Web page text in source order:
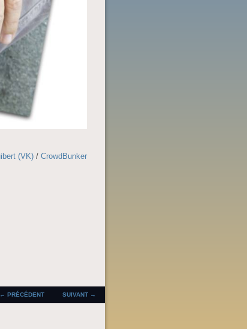
(VK) / CrowdBunker
NAVIGATION DES
ARTICLES
← PRÉCÉDENT SUIVANT →